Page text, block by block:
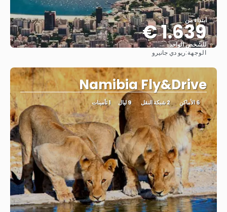
ابتداء من
1.639 €
للشخص الواحد
الوجهة:ريو دي جانيرو
Namibia Fly&Drive
6 الأماكن 2 شبكة النقل 9 ليال 1 تأمينات